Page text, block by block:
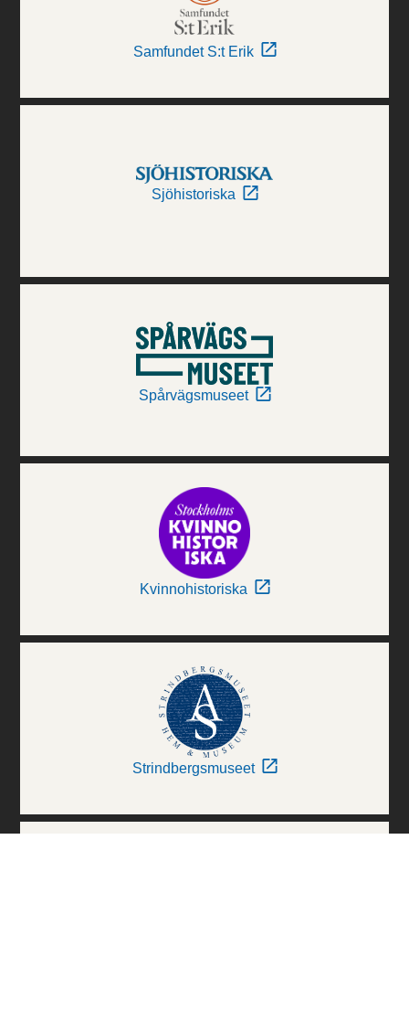
Samfundet S:t Erik
Sjöhistoriska
Spårvägsmuseet
Kvinnohistoriska
Strindbergsmuseet